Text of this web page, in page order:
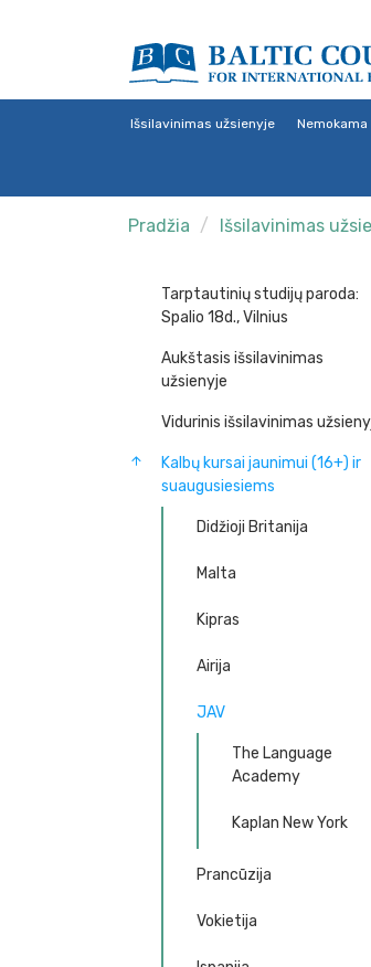
Išsilavinimas užsienyje
Pradžia Išsilavinimas
Tarptautinių studijų paroda:
Spalio 18d., Vilnius
Aukštasis išsilavinimas
užsienyje
Vidurinis išsilavinimas
Kalbų kursai jaunimui (16+) ir
suaugusiesiems
Didžioji Britanija
Malta
Kipras
Airija
JAV
The Language
Academy
Kaplan New York
Prancūzija
Vokietija